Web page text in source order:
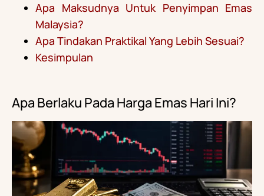
Apa Maksudnya Untuk Penyimpan Emas
Malaysia?
Apa Tindakan Praktikal Yang Lebih Sesuai?
Kesimpulan
Apa Berlaku Pada Harga Emas Hari Ini?